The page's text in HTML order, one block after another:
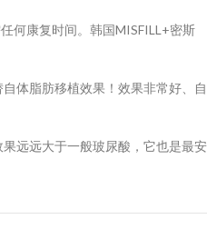
何康复时间。韩国MISFILL+密斯
体脂肪移植效果！效果非常好、自
远远大于一般玻尿酸，它也是最安